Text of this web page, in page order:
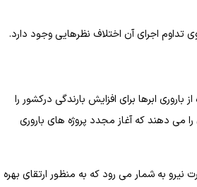
تداوم اجرای آن اختلاف نظرهایی وجود دارد.
ابرها برای افزایش بارندگی درکشور را
را می دهند که آغاز مجدد پروژه های باروری
به شمار می رود که به منظور ارتقای بهره